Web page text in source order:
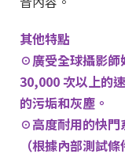
其他特點
☉廣受全球攝影師
30,000 次以上的
的污垢和灰塵。
☉高度耐用的快門
（根據內部測試條